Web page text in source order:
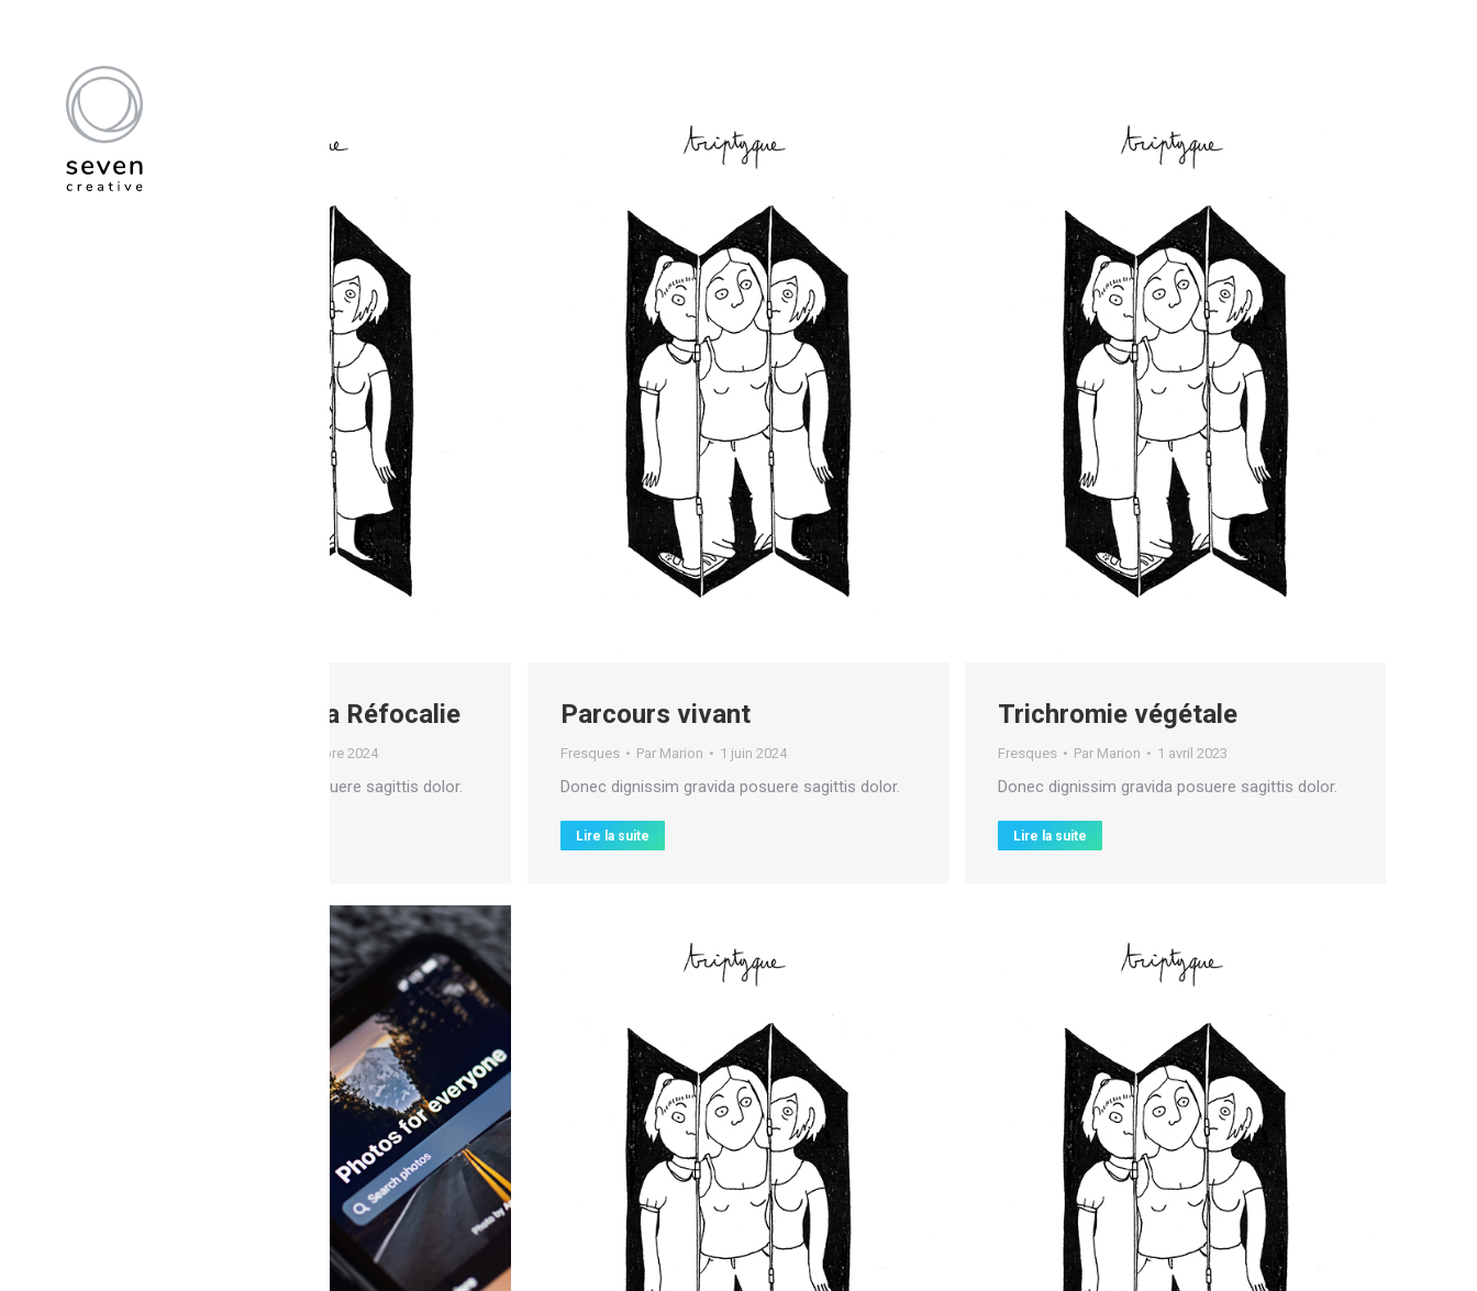
Les insectes de la Réfocalie
1 octobre 2024
Donec dignissim gravida posuere sagittis dolor.
Parcours vivant
Fresques Par Marion 1 juin 2024
Donec dignissim gravida posuere sagittis dolor.
Lire la suite
Trichromie végétale
Fresques Par Marion 1 avril 2023
Donec dignissim gravida posuere sagittis dolor.
Lire la suite